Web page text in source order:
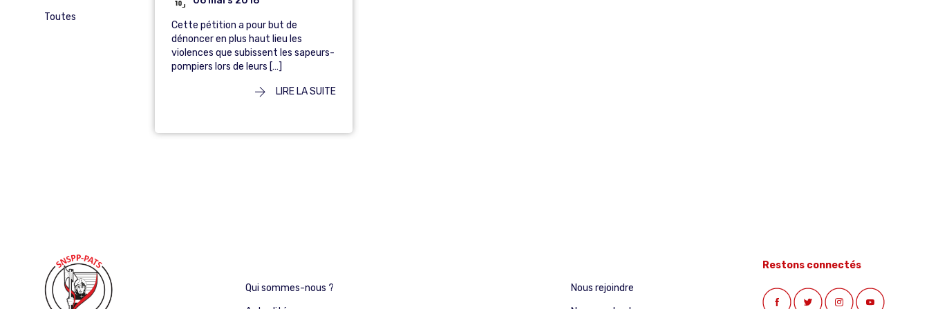
Toutes
Cette pétition a pour but de
dénoncer en plus haut lieu les
violences que subissent les sapeurs-
pompiers lors de leurs […]
LIRE LA SUITE
Qui sommes-nous ?
Nous rejoindre
Restons connectés